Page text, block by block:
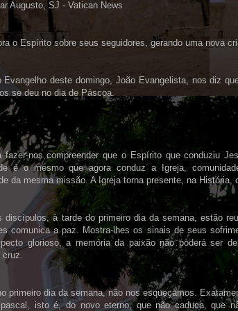
Augusto, SJ - Vatican News
o Espírito sobre seus seguidores, gerando uma nova
Evangelho deste domingo, João Evangelista, nos diz
se deu no dia de Páscoa.
fazer-nos compreender que o Espírito que conduziu
é o mesmo que agora conduz a Igreja,
da mesma missão. A Igreja torna presente, na História,
discípulos, à tarde do primeiro dia da semana, estão
comunica a paz. Mostra-lhes os sinais de seus
glorioso, a memória da paixão não poderá ser
cruz.
primeiro dia da semana, não nos esqueçamos.
isto é, do novo eterno, que não caduca, que